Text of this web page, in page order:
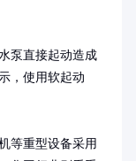
泵直接起动造成
，使用软起动
等重型设备采用